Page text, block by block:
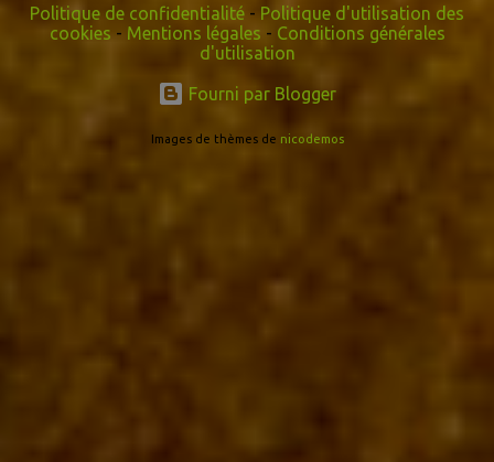
Politique de confidentialité - Politique d'utilisation des
cookies - Mentions légales - Conditions générales
d'utilisation
Fourni par Blogger
Images de thèmes de nicodemos